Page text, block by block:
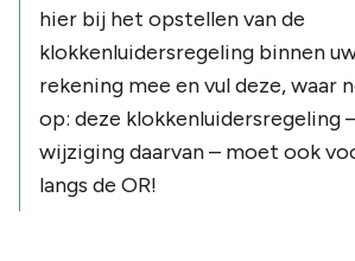
hier bij het opstellen van de
klokkenluidersregeling binnen
rekening mee en vul deze, waar
op: deze klokkenluidersregeling
wijziging daarvan – moet ook
langs de OR!